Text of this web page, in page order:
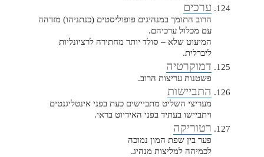
ערכים
הרוב התומך במנהיגים פופוליסטים (כנתניהו) מזדהה
עם מכלול ערכיהם.
המיעוט שלא – סולד יותר מחתירה לרציונליות
ליברלית.
דמוקרטיה
פשטנות עריצות הרוב.
התביישות
מעריצי השליט מתביישים כעת בפני אינטליגנטים
ויתביישו בעתיד בפני האידיוט בראי.
רטוריקה
פער בין שפת המון נמוכה
לכמיהה למליצות מנהיג.